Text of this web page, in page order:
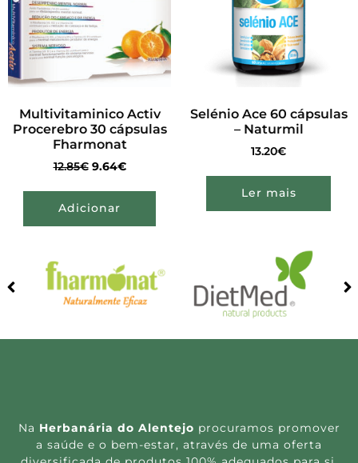
Multivitaminico Activ
Procerebro 30 cápsulas
Fharmonat
12.85€ 9.64€
Adicionar
Selénio Ace 60 cápsulas
– Naturmil
13.20€
Ler mais
Na Herbanária do Alentejo procuramos promover
a saúde e o bem-estar, através de uma oferta